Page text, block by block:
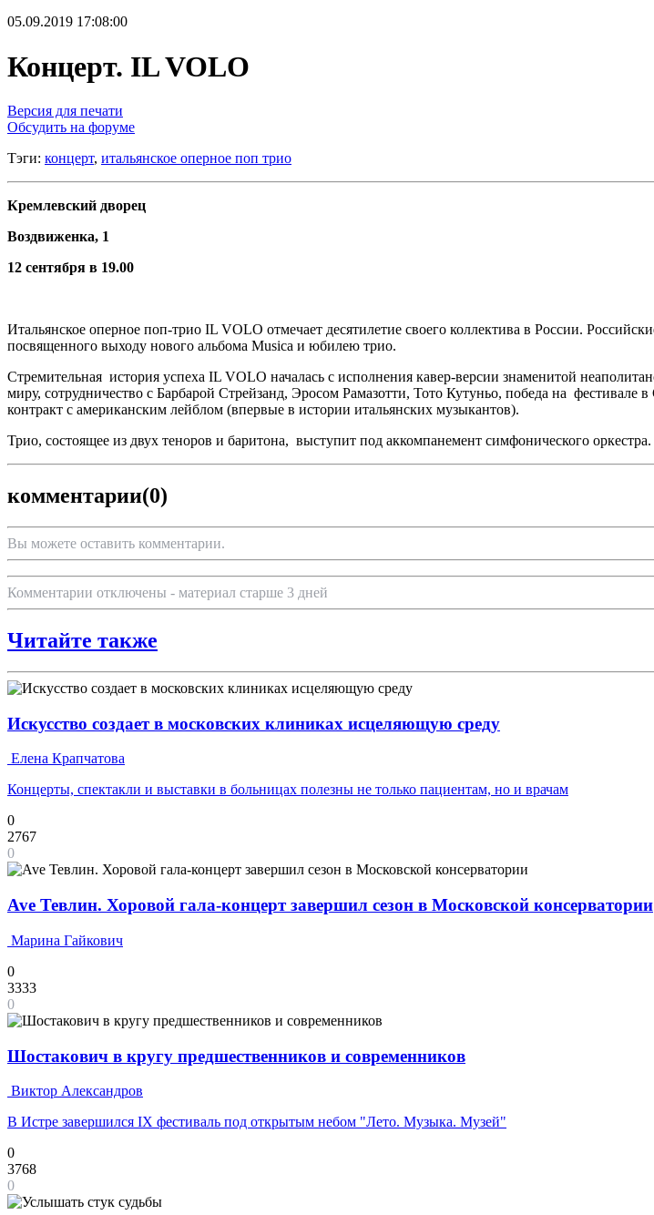
05.09.2019 17:08:00
Концерт. IL VOLO
Версия для печати
Обсудить на форуме
Тэги: концерт, итальянское оперное поп трио
Кремлевский дворец
Воздвиженка, 1
12 сентября в 19.00
Итальянское оперное поп-трио IL VOLO отмечает десятилетие своего коллектива в России.
посвященного выходу нового альбома Musica и юбилею трио.
Стремительная история успеха IL VOLO началась с исполнения кавер-версии знаменитой
миру, сотрудничество с Барбарой Стрейзанд, Эросом Рамазотти, Тото Кутуньо, победа на
контракт с американским лейблом (впервые в истории итальянских музыкантов).
Трио, состоящее из двух теноров и баритона, выступит под аккомпанемент симфонического оркестра.
комментарии(0)
Вы можете оставить комментарии.
Комментарии отключены - материал старше 3 дней
Читайте также
Искусство создает в московских клиниках исцеляющую среду
Елена Крапчатова
Концерты, спектакли и выставки в больницах полезны не только пациентам, но и врачам
0
2767
0
Ave Тевлин. Хоровой гала-концерт завершил сезон в Московской консерватории
Марина Гайкович
0
3333
0
Шостакович в кругу предшественников и современников
Виктор Александров
В Истре завершился IX фестиваль под открытым небом "Лето. Музыка. Музей"
0
3768
0